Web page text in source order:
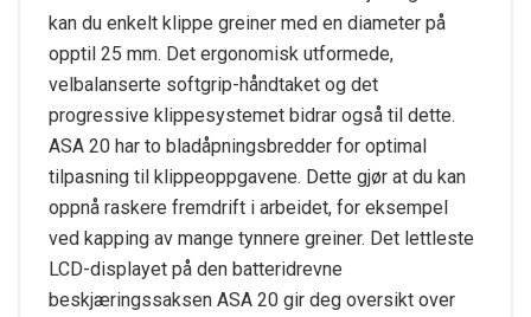
kan du enkelt klippe greiner med en diameter på
opptil 25 mm. Det ergonomisk utformede,
velbalanserte softgrip-håndtaket og det
progressive klippesystemet bidrar også til dette.
ASA 20 har to bladåpningsbredder for optimal
tilpasning til klippeoppgavene. Dette gjør at du kan
oppnå raskere fremdrift i arbeidet, for eksempel
ved kapping av mange tynnere greiner. Det lettleste
LCD-displayet på den batteridrevne
beskjæringssaksen ASA 20 gir deg oversikt over